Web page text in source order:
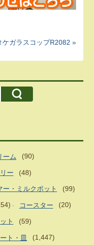
ケガラスコップR2082 »
ーム (90)
ー (48)
ー・ミルクポット (99)
コースター (20)
ト (59)
ト・皿 (1,447)